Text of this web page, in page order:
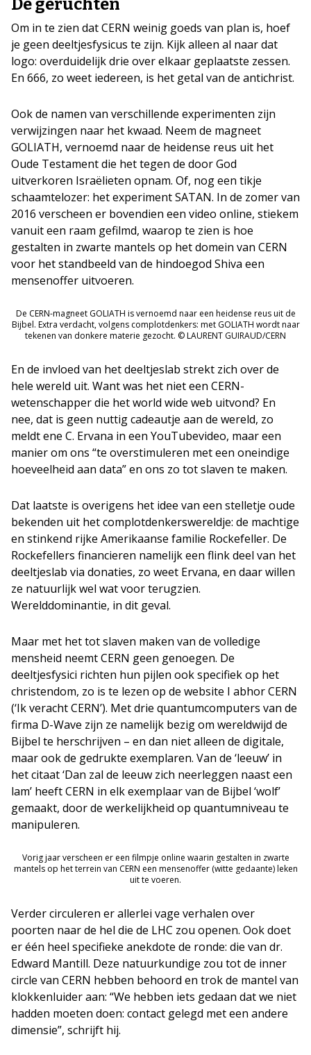
De geruchten
Om in te zien dat CERN weinig goeds van plan is, hoef
je geen deeltjesfysicus te zijn. Kijk alleen al naar dat
logo: overduidelijk drie over elkaar geplaatste zessen.
En 666, zo weet iedereen, is het getal van de antichrist.
Ook de namen van verschillende experimenten zijn
verwijzingen naar het kwaad. Neem de magneet
GOLIATH, vernoemd naar de heidense reus uit het
Oude Testament die het tegen de door God
uitverkoren Israëlieten opnam. Of, nog een tikje
schaamtelozer: het experiment SATAN. In de zomer van
2016 verscheen er bovendien een video online, stiekem
vanuit een raam gefilmd, waarop te zien is hoe
gestalten in zwarte mantels op het domein van CERN
voor het standbeeld van de hindoegod Shiva een
mensenoffer uitvoeren.
De CERN-magneet GOLIATH is vernoemd naar een heidense reus uit de
Bijbel. Extra verdacht, volgens complotdenkers: met GOLIATH wordt naar
tekenen van donkere materie gezocht. © LAURENT GUIRAUD/CERN
En de invloed van het deeltjeslab strekt zich over de
hele wereld uit. Want was het niet een CERN-
wetenschapper die het world wide web uitvond? En
nee, dat is geen nuttig cadeautje aan de wereld, zo
meldt ene C. Ervana in een YouTubevideo, maar een
manier om ons “te overstimuleren met een oneindige
hoeveelheid aan data” en ons zo tot slaven te maken.
Dat laatste is overigens het idee van een stelletje oude
bekenden uit het complotdenkerswereldje: de machtige
en stinkend rijke Amerikaanse familie Rockefeller. De
Rockefellers financieren namelijk een flink deel van het
deeltjeslab via donaties, zo weet Ervana, en daar willen
ze natuurlijk wel wat voor terugzien.
Werelddominantie, in dit geval.
Maar met het tot slaven maken van de volledige
mensheid neemt CERN geen genoegen. De
deeltjesfysici richten hun pijlen ook specifiek op het
christendom, zo is te lezen op de website I abhor CERN
(‘Ik veracht CERN’). Met drie quantumcomputers van de
firma D-Wave zijn ze namelijk bezig om wereldwijd de
Bijbel te herschrijven – en dan niet alleen de digitale,
maar ook de gedrukte exemplaren. Van de ‘leeuw’ in
het citaat ‘Dan zal de leeuw zich neerleggen naast een
lam’ heeft CERN in elk exemplaar van de Bijbel ‘wolf’
gemaakt, door de werkelijkheid op quantumniveau te
manipuleren.
Vorig jaar verscheen er een filmpje online waarin gestalten in zwarte
mantels op het terrein van CERN een mensenoffer (witte gedaante) leken
uit te voeren.
Verder circuleren er allerlei vage verhalen over
poorten naar de hel die de LHC zou openen. Ook doet
er één heel specifieke anekdote de ronde: die van dr.
Edward Mantill. Deze natuurkundige zou tot de inner
circle van CERN hebben behoord en trok de mantel van
klokkenluider aan: “We hebben iets gedaan dat we niet
hadden moeten doen: contact gelegd met een andere
dimensie”, schrijft hij.